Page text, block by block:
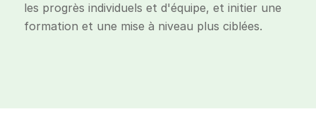
les progrès individuels et d'équipe, et initier une
formation et une mise à niveau plus ciblées.